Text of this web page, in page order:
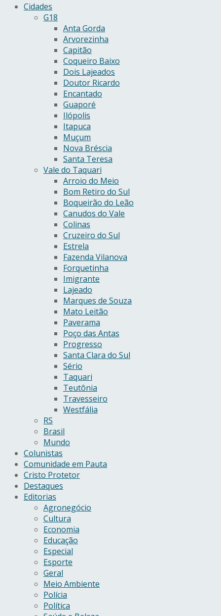
Cidades
G18
Anta Gorda
Arvorezinha
Capitão
Coqueiro Baixo
Dois Lajeados
Doutor Ricardo
Encantado
Guaporé
Ilópolis
Itapuca
Muçum
Nova Bréscia
Santa Teresa
Vale do Taquari
Arroio do Meio
Bom Retiro do Sul
Boqueirão do Leão
Canudos do Vale
Colinas
Cruzeiro do Sul
Estrela
Fazenda Vilanova
Forquetinha
Imigrante
Lajeado
Marques de Souza
Mato Leitão
Paverama
Poço das Antas
Progresso
Santa Clara do Sul
Sério
Taquari
Teutônia
Travesseiro
Westfália
RS
Brasil
Mundo
Colunistas
Comunidade em Pauta
Cristo Protetor
Destaques
Editorias
Agronegócio
Cultura
Economia
Educação
Especial
Esporte
Geral
Meio Ambiente
Polícia
Política